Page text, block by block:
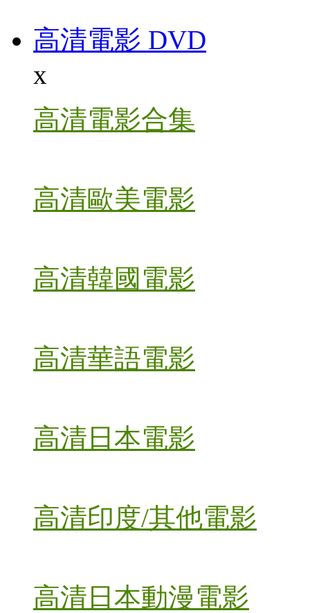
高清電影 DVD
x
高清電影合集
高清歐美電影
高清韓國電影
高清華語電影
高清日本電影
高清印度/其他電影
高清日本動漫電影